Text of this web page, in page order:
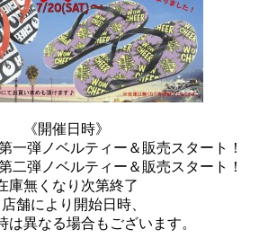
《開催日時》
一弾ノベルティー＆販売スタート！
二弾ノベルティー＆販売スタート！
庫無くなり次第終了
舗により開始日時、
は異なる場合もございます。